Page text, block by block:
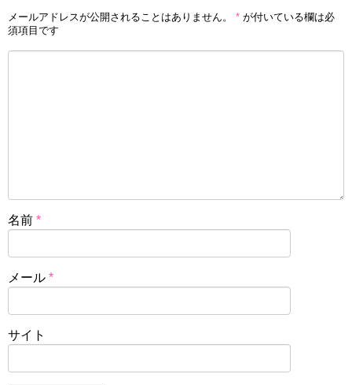
メールアドレスが公開されることはありません。 * が付いている欄は必
須項目です
名前 *
メール *
サイト